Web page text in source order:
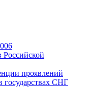
проявлений
государствах СНГ